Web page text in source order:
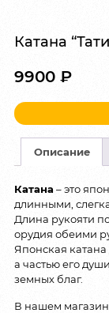
Катана
9900 ₽
Описание
Катана – это
длинными,
Длина рукояти
орудия обеими
Японская катана
а частью его
земных благ.
В нашем